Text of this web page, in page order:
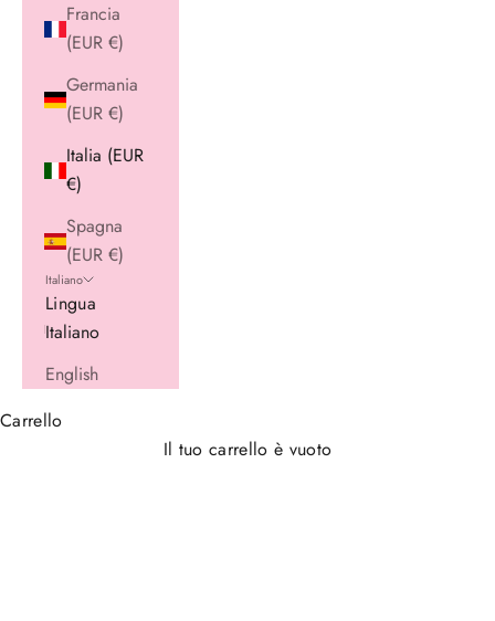
Francia
(EUR €)
Germania
(EUR €)
Italia (EUR
€)
Spagna
(EUR €)
Italiano
Lingua
Italiano
English
Carrello
Il tuo carrello è vuoto